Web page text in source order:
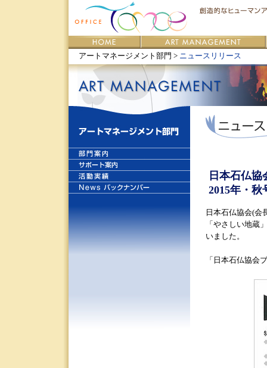
アートマネージメント部門 > ニュースリリース
日本石仏協
2015年・秋
日本石仏協会(会
「やさしい地蔵
いました。
「日本石仏協会